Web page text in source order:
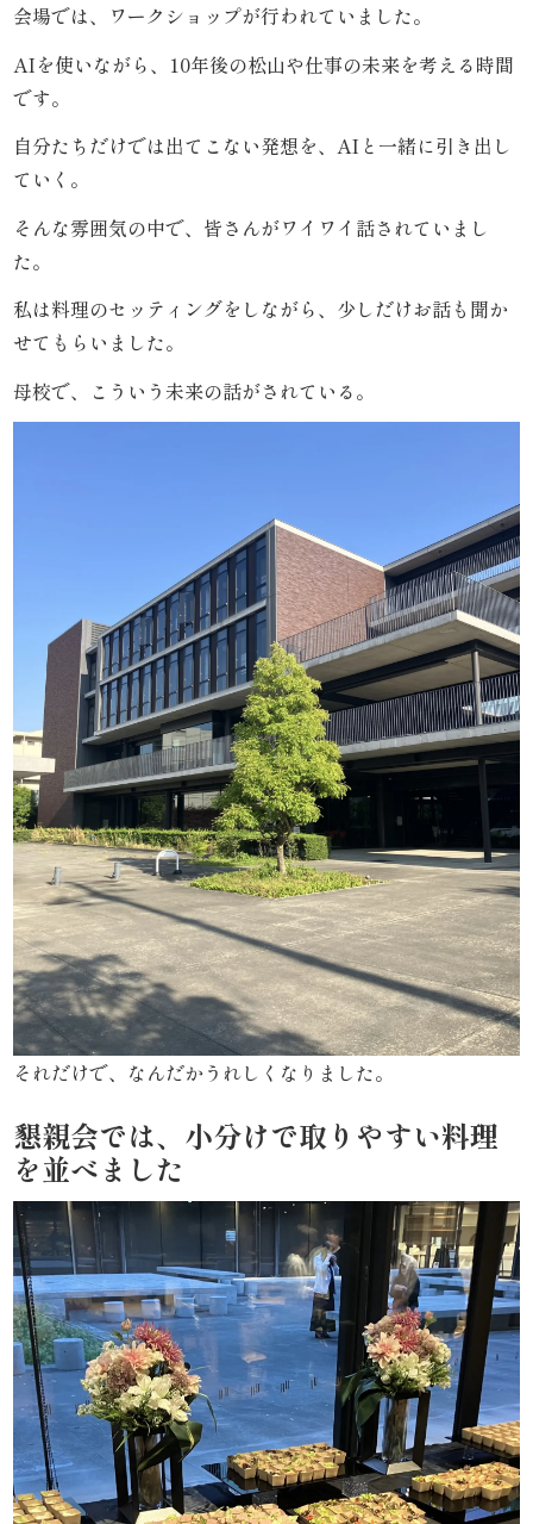
せ
ス
ッ
フ
グ
で
選
ぶ
た
け
ひ
さ
《京
懐
シ
リ
ー
ズ
ま
つ
り
《肉
会場では、ワークショップが行われていました。
AIを使いながら、10年後の松山や仕事の未来を考える時間
です。
自分たちだけでは出てこない発想を、AIと一緒に引き出し
ていく。
そんな雰囲気の中で、皆さんがワイワイ話されていまし
た。
私は料理のセッティングをしながら、少しだけお話も聞か
せてもらいました。
母校で、こういう未来の話がされている。
それだけで、なんだかうれしくなりました。
懇親会では、小分けで取りやすい料理
を並べました